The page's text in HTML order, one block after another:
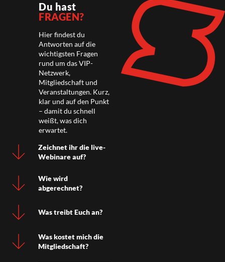
Du hast
FRAGEN?
Hier findest du
Antworten auf die
wichtigsten Fragen
rund um das VIP-
Netzwerk,
Mitgliedschaft und
Veranstaltungen. Kurz,
klar und auf den Punkt
– damit du schnell
weißt, was dich
erwartet.
Zeichnet ihr die live-
Webinare auf?
Wie wird
abgerechnet?
Was treibt Euch an?
Was kostet mich die
Mitgliedschaft?